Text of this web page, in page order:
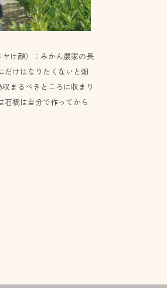
ヤけ顔）：みかん農家の長
だけはなりたくないと畑
まるべきところに収まり
橋は自分で作ってから